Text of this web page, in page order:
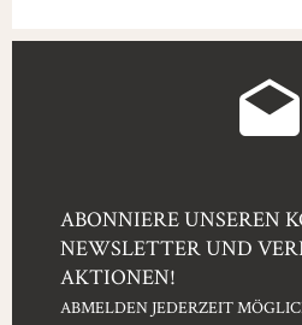
ABONNIERE UNSEREN
NEWSLETTER UND
AKTIONEN!
ABMELDEN JEDERZEIT